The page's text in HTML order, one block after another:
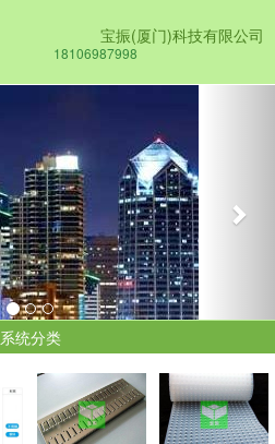
宝振(厦门)科技有限公司
18106987998
系统分类